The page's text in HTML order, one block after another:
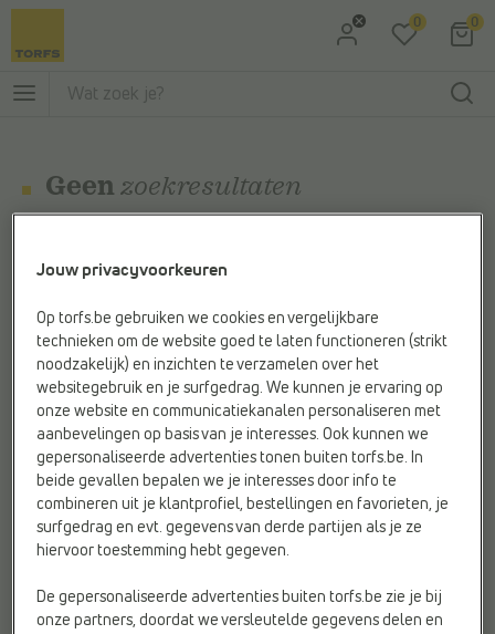
Ga naar Hoofdmenu
0 0
Geen zoekresultaten
Probeer het nog een keertje:
Dubbelcheck je spelling
Probeer eens een andere zoekterm
Gebruik een minder specifieke zoekterm
Nog niet gevonden wat je zocht? Neem contact op:
Bel03 776 00 00
ofstuur ons een berichtje!
Jouw privacyvoorkeuren
Op torfs.be gebruiken we cookies en vergelijkbare
technieken om de website goed te laten functioneren (strikt
noodzakelijk) en inzichten te verzamelen over het
websitegebruik en je surfgedrag. We kunnen je ervaring op
onze website en communicatiekanalen personaliseren met
aanbevelingen op basis van je interesses. Ook kunnen we
gepersonaliseerde advertenties tonen buiten torfs.be. In
beide gevallen bepalen we je interesses door info te
combineren uit je klantprofiel, bestellingen en favorieten, je
surfgedrag en evt. gegevens van derde partijen als je ze
hiervoor toestemming hebt gegeven.
De gepersonaliseerde advertenties buiten torfs.be zie je bij
onze partners, doordat we versleutelde gegevens delen en